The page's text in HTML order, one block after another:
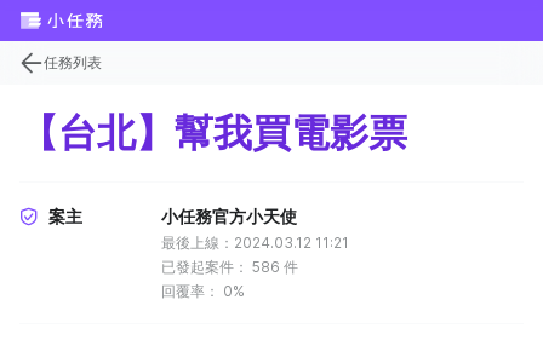
任務列表
【台北】幫我買電影票
案主 小任務官方小天使
最後上線：2024.03.12 11:21
已發起案件： 586 件
回覆率： 0%